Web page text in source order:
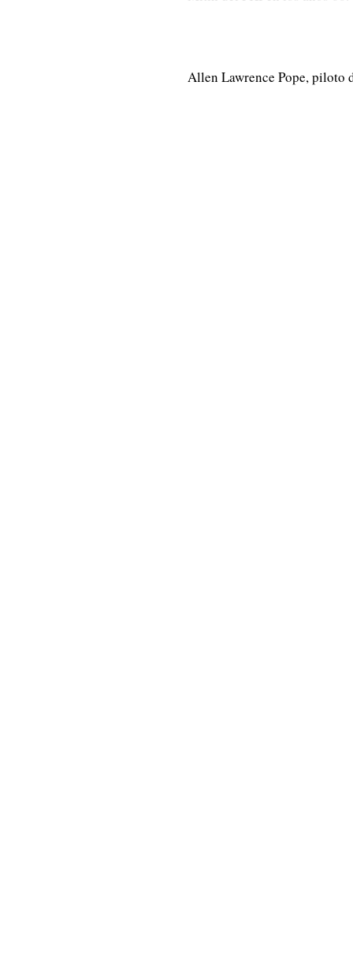
Allen Lawrence Pope, piloto